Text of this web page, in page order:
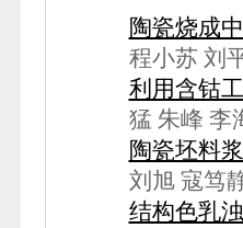
陶瓷烧成
程小苏 刘
利用含钴
猛 朱峰 李
陶瓷坯料
刘旭 寇笃
结构色乳